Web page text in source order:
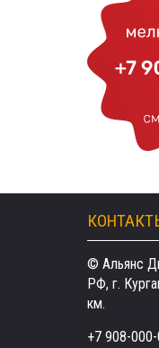
© Альянс
РФ, г.
км.
+7 908-